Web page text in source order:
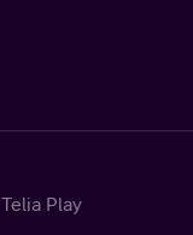
Telia Play